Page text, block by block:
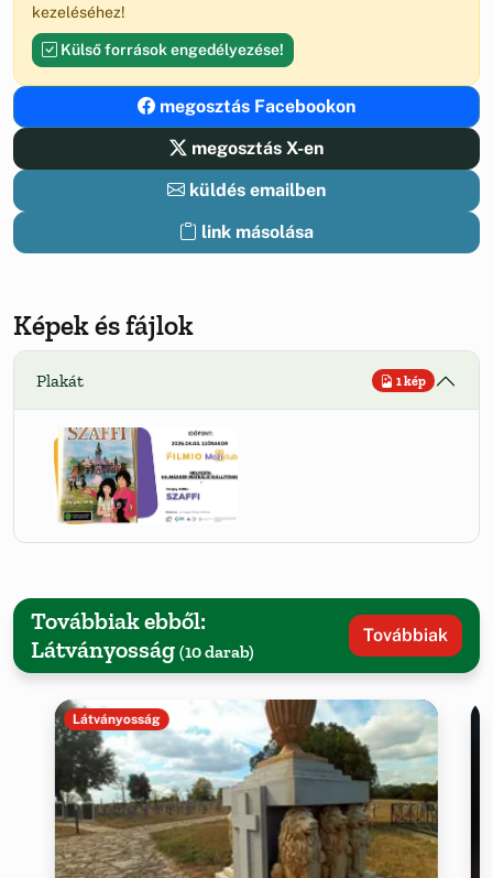
kezeléséhez!
Külső források engedélyezése!
megosztás Facebookon
megosztás X-en
küldés emailben
link másolása
Képek és fájlok
Plakát 1 kép
Továbbiak ebből:
Látványosság (10 darab)
Továbbiak
Látványosság